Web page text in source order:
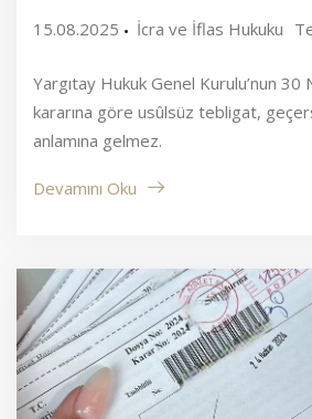
15.08.2025 İcra ve İflas Hukuku
Yargıtay Hukuk Genel Kurulu’nun
kararına göre usûlsüz tebligat,
anlamına gelmez.
Devamını Oku